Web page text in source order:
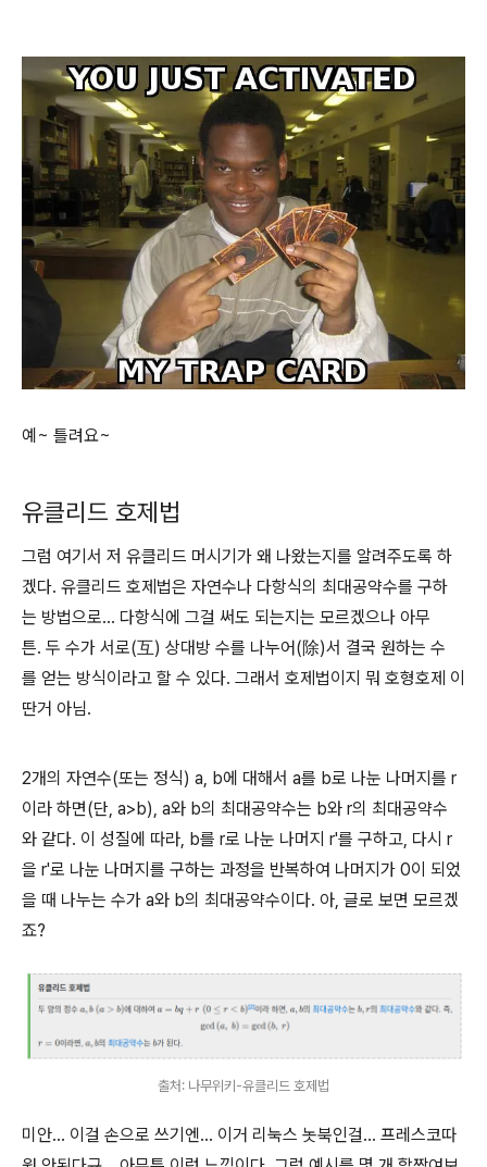
예~ 틀려요~
유클리드 호제법
그럼 여기서 저 유클리드 머시기가 왜 나왔는지를 알려주도록 하
겠다. 유클리드 호제법은 자연수나 다항식의 최대공약수를 구하
는 방법으로... 다항식에 그걸 써도 되는지는 모르겠으나 아무
튼. 두 수가 서로(互) 상대방 수를 나누어(除)서 결국 원하는 수
를 얻는 방식이라고 할 수 있다. 그래서 호제법이지 뭐 호형호제 이
딴거 아님.
2개의 자연수(또는 정식) a, b에 대해서 a를 b로 나눈 나머지를 r
이라 하면(단, a>b), a와 b의 최대공약수는 b와 r의 최대공약수
와 같다. 이 성질에 따라, b를 r로 나눈 나머지 r'를 구하고, 다시 r
을 r'로 나눈 나머지를 구하는 과정을 반복하여 나머지가 0이 되었
을 때 나누는 수가 a와 b의 최대공약수이다. 아, 글로 보면 모르겠
죠?
출처: 나무위키-유클리드 호제법
미안... 이걸 손으로 쓰기엔... 이거 리눅스 놋북인걸... 프레스코따